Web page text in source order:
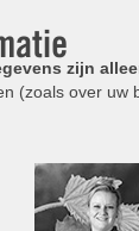
zijn
(zoals over uw